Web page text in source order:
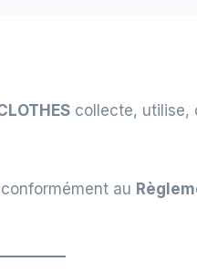
collecte, utilise,
au